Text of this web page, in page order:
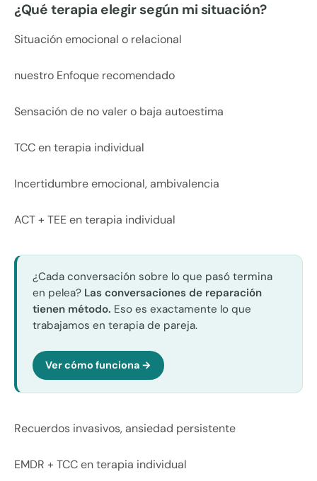
¿Qué terapia elegir según mi situación?
Situación emocional o relacional
nuestro Enfoque recomendado
Sensación de no valer o baja autoestima
TCC en terapia individual
Incertidumbre emocional, ambivalencia
ACT + TEE en terapia individual
¿Cada conversación sobre lo que pasó termina
en pelea? Las conversaciones de reparación
tienen método. Eso es exactamente lo que
trabajamos en terapia de pareja.
Ver cómo funciona →
Recuerdos invasivos, ansiedad persistente
EMDR + TCC en terapia individual